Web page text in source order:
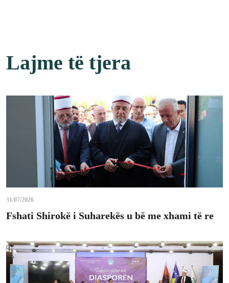
Lajme të tjera
31/07/2026
Fshati Shirokë i Suharekës u bë me xhami të re